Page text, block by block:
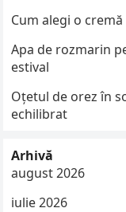
Cum alegi o
Apa de rozmarin
estival
Oțetul de orez în
echilibrat
Arhivă
august 2026
iulie 2026